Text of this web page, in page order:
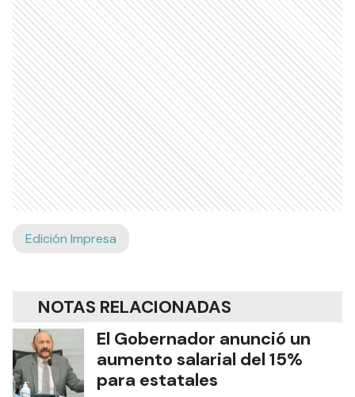
Edición Impresa
NOTAS RELACIONADAS
El Gobernador anunció un
aumento salarial del 15%
para estatales